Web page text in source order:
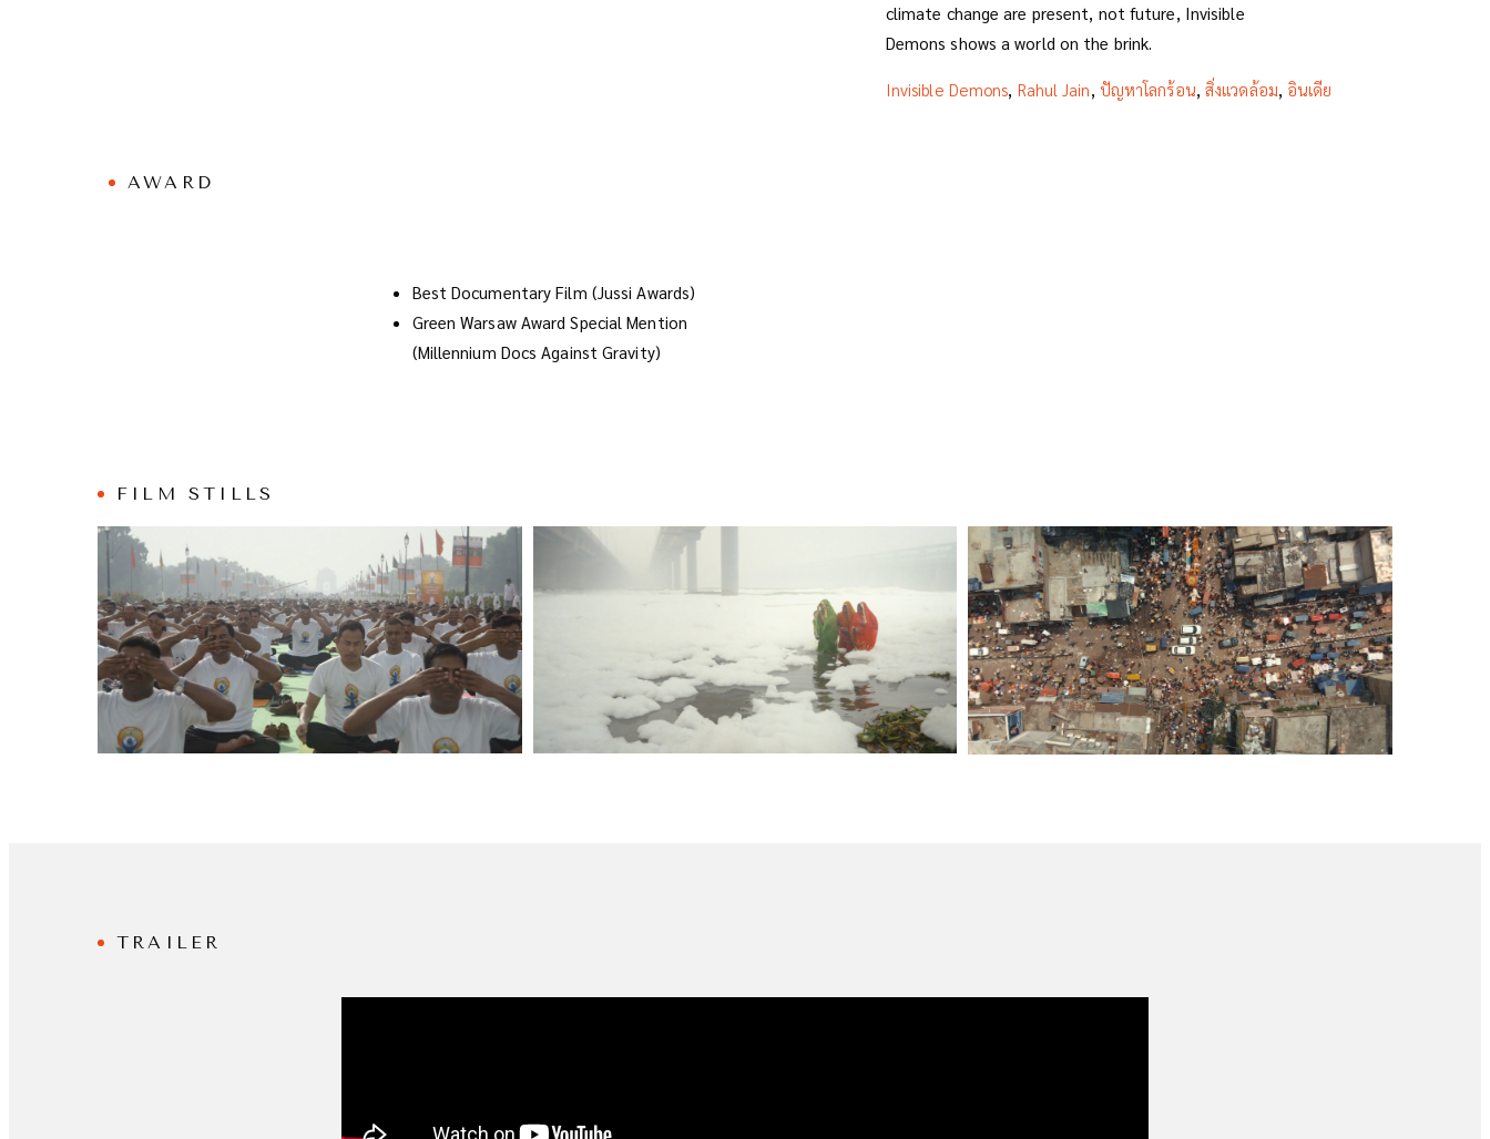
climate change are present, not future, Invisible
Demons shows a world on the brink.
Invisible Demons, Rahul Jain, ปัญหาโลกร้อน, สิ่งแวดล้อม, อินเดีย
AWARD
Best Documentary Film (Jussi Awards)
Green Warsaw Award Special Mention
(Millennium Docs Against Gravity)
FILM STILLS
TRAILER